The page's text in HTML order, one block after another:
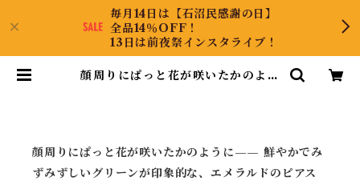
毎月14日は【石沼民感謝の日】
全品14％OFF！
13日は前夜祭インスタライブ！
顔周りにぱっと花が咲いたかのよう
顔周りにぱっと花が咲いたかのように—— 鮮やかでみ
ずみずしいグリーンが印象的な、エメラルドのピアス